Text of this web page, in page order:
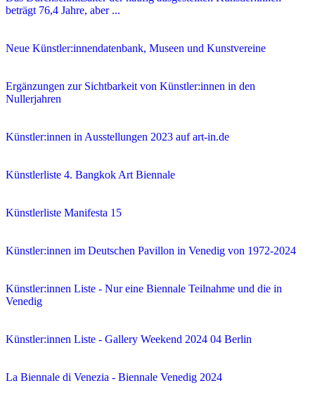
beträgt 76,4 Jahre, aber ...
Neue Künstler:innendatenbank, Museen und Kunstvereine
Ergänzungen zur Sichtbarkeit von Künstler:innen in den
Nullerjahren
Künstler:innen in Ausstellungen 2023 auf art-in.de
Künstlerliste 4. Bangkok Art Biennale
Künstlerliste Manifesta 15
Künstler:innen im Deutschen Pavillon in Venedig von 1972-2024
Künstler:innen Liste - Nur eine Biennale Teilnahme und die in
Venedig
Künstler:innen Liste - Gallery Weekend 2024 04 Berlin
La Biennale di Venezia - Biennale Venedig 2024